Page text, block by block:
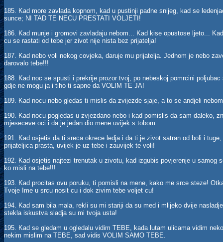
185. Kad more zavlada kopnom, kad u pustinji padne snijeg, kad se
sunce; NI TAD TE NECU PRESTATI VOLJETI!
186. Kad munje i gromovi zavladaju nebom... Kad kise opustose ljeto...
cu se rastati od tebe jer zivot nije nista bez prijatelja!
187. Kad nebo voli nekog covjeka, daruje mu prijatelja. Jednom je nebo
darovalo tebe!!!
188. Kad noc se spusti i prekrije prozor tvoj, po nebeskoj pomrcini
gdje ne mogu ja i tiho ti sapne da VOLIM TE JA!
189. Kad nocu nebo gledas ti mislis da zvijezde sjaje, a to se andjeli
190. Kad nocu pogledas u zvjezdano nebo i kad pomislis da sam daleko,
mjeseceve oci i da je jedan dio mene uvijek s tobom.
191. Kad osjetis da ti sreca okrece ledja i da ti je zivot satran od boli i
prijateljica prasta, uvijek je uz tebe i zauvijek te voli!
192. Kad osjetis najtezi trenutak u zivotu, kad izgubis povjerenje u samog
ko misli na tebe!!!
193. Kad procitas ovu poruku, ti pomisli na mene, kako me srce steze!
Tvoje Ime u srcu nosit cu i dok zivim tebe voljet cu!
194. Kad sam bila mala, rekli su mi stariji da su med i mlijeko dvije
stekla iskustva sladja su mi tvoja usta!
195. Kad se gledam u ogledalu vidim TEBE, kada lutam ulicama vidim
nekim mislim na TEBE, sad vidis VOLIM SAMO TEBE.